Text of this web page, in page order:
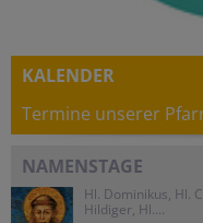
KALENDER
Termine unserer
NAMENSTAGE
Hl. Dominikus, Hl.
Hildiger, Hl....